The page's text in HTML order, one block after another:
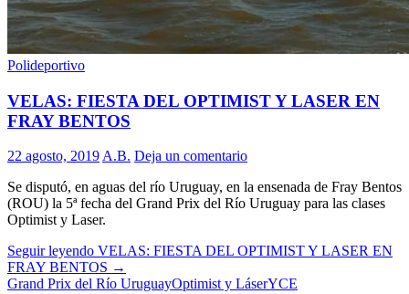
Polideportivo
VELAS: FIESTA DEL OPTIMIST Y LASER EN
FRAY BENTOS
22 agosto, 2019 A.B. Deja un comentario
Se disputó, en aguas del río Uruguay, en la ensenada de Fray Bentos
(ROU) la 5ª fecha del Grand Prix del Río Uruguay para las clases
Optimist y Laser.
Seguir leyendo VELAS: FIESTA DEL OPTIMIST Y LASER EN
FRAY BENTOS →
Grand Prix del Río UruguayOptimist y LáserYCE